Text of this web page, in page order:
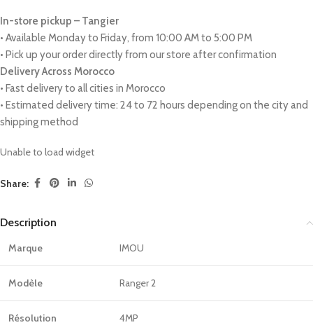
In-store pickup – Tangier
• Available Monday to Friday, from 10:00 AM to 5:00 PM
• Pick up your order directly from our store after confirmation
Delivery Across Morocco
• Fast delivery to all cities in Morocco
• Estimated delivery time: 24 to 72 hours depending on the city and
shipping method
Unable to load widget
Share:
Description
Marque IMOU
Modèle Ranger 2
Résolution 4MP